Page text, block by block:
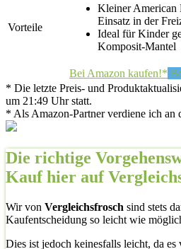
Vorteile
Kleiner American
Einsatz in der
Ideal für Kinder
Komposit-Mantel
Bei Amazon kaufen!*
* Die letzte Preis- und
um 21:49 Uhr statt.
* Als Amazon-Partner verdiene ich an
Die richtige
Kauf hier auf
Wir von Vergleichsfrosch sind stets
Kaufentscheidung so leicht wie
Dies ist jedoch keinesfalls leicht, da